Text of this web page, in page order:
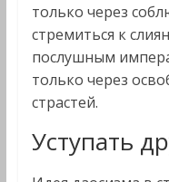
только через
стремиться к
послушным
только через
страстей.
Уступать